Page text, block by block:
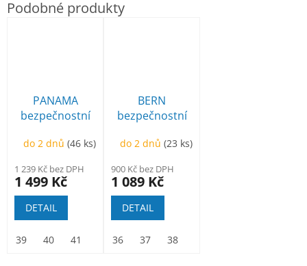
PANAMA
bezpečnostní
do 2 dnů(46 ks)
1 239 Kč bez DPH
1 499 Kč
DETAIL
39 40 41
BERN
bezpečnostní
do 2 dnů(23 ks)
900 Kč bez DPH
1 089 Kč
DETAIL
36 37 38